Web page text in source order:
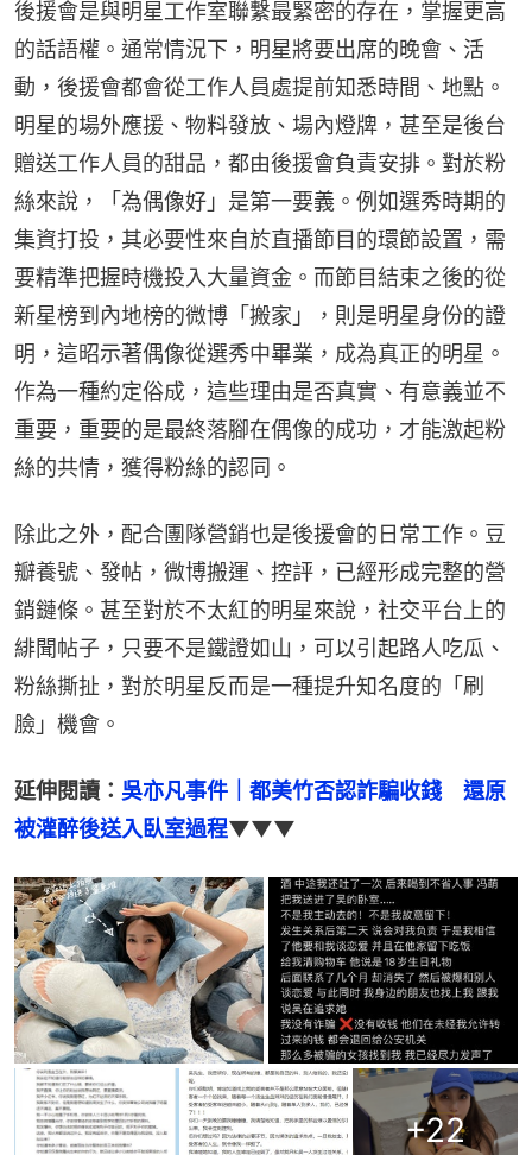
後援會是與明星工作室聯繫最緊密的存在，掌握更高
的話語權。通常情況下，明星將要出席的晚會、活
動，後援會都會從工作人員處提前知悉時間、地點。
明星的場外應援、物料發放、場內燈牌，甚至是後台
贈送工作人員的甜品，都由後援會負責安排。對於粉
絲來說，「為偶像好」是第一要義。例如選秀時期的
集資打投，其必要性來自於直播節目的環節設置，需
要精準把握時機投入大量資金。而節目結束之後的從
新星榜到內地榜的微博「搬家」，則是明星身份的證
明，這昭示著偶像從選秀中畢業，成為真正的明星。
作為一種約定俗成，這些理由是否真實、有意義並不
重要，重要的是最終落腳在偶像的成功，才能激起粉
絲的共情，獲得粉絲的認同。
除此之外，配合團隊營銷也是後援會的日常工作。豆
瓣養號、發帖，微博搬運、控評，已經形成完整的營
銷鏈條。甚至對於不太紅的明星來說，社交平台上的
緋聞帖子，只要不是鐵證如山，可以引起路人吃瓜、
粉絲撕扯，對於明星反而是一種提升知名度的「刷
臉」機會。
延伸閱讀： 吳亦凡事件｜都美竹否認詐騙收錢　還原
被灌醉後送入臥室過程▼▼▼
+22